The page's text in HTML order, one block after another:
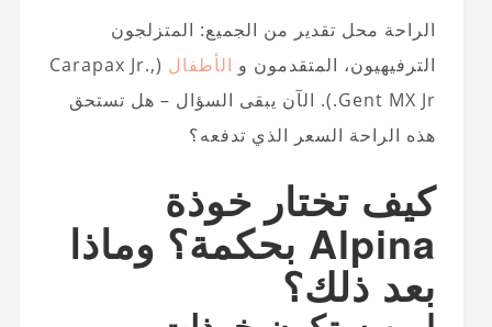
الراحة محل تقدير من الجميع: المتزلجون
الترفيهيون، المتقدمون و الأطفال (Carapax Jr.,
Gent MX Jr.). الآن يبقى السؤال – هل تستحق
هذه الراحة السعر الذي تدفعه؟
كيف تختار خوذة
Alpina بحكمة؟ وماذا
بعد ذلك؟